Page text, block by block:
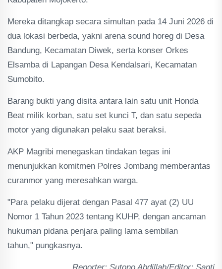
Mereka ditangkap secara simultan pada 14 Juni 2026 di
dua lokasi berbeda, yakni arena sound horeg di Desa
Bandung, Kecamatan Diwek, serta konser Orkes
Elsamba di Lapangan Desa Kendalsari, Kecamatan
Sumobito.
Barang bukti yang disita antara lain satu unit Honda
Beat milik korban, satu set kunci T, dan satu sepeda
motor yang digunakan pelaku saat beraksi.
AKP Magribi menegaskan tindakan tegas ini
menunjukkan komitmen Polres Jombang memberantas
curanmor yang meresahkan warga.
"Para pelaku dijerat dengan Pasal 477 ayat (2) UU
Nomor 1 Tahun 2023 tentang KUHP, dengan ancaman
hukuman pidana penjara paling lama sembilan
tahun," pungkasnya.